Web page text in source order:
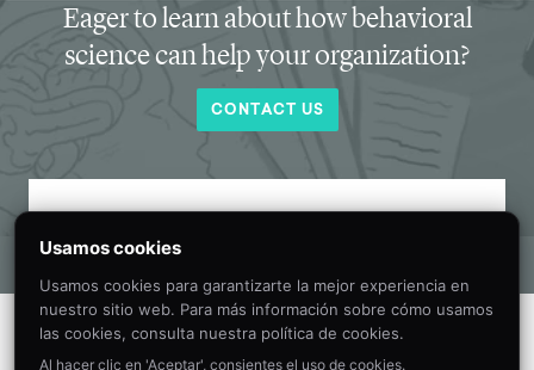
Eager to learn about how behavioral
science can help your organization?
CONTACT US
your inbox every month.
Usamos cookies
Usamos cookies para garantizarte la mejor experiencia en
nuestro sitio web. Para más información sobre cómo usamos
las cookies, consulta nuestra política de cookies.
Al hacer clic en 'Aceptar', consientes el uso de cookies.